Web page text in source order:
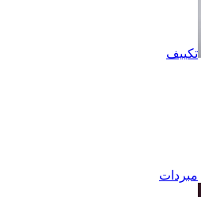
تكييف
مبردات